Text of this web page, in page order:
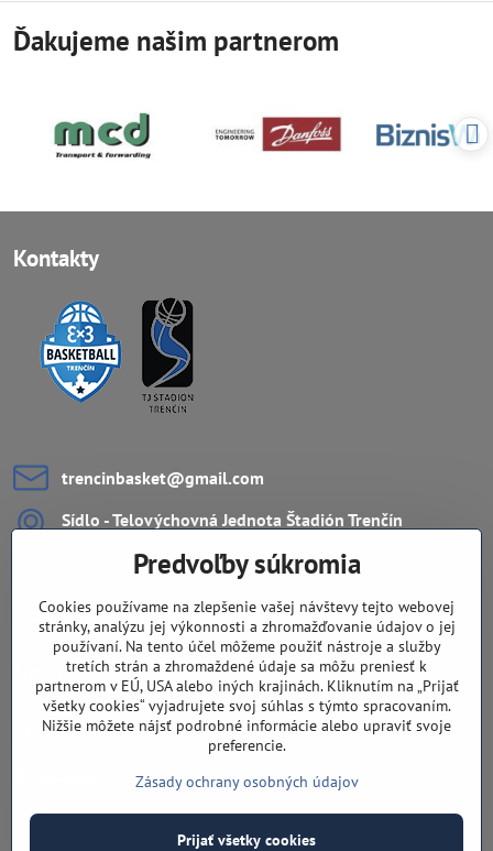
Ďakujeme našim partnerom
Kontakty
trencinbasket​@gmail​.com
Sídlo - Telovýchovná Jednota Štadión Trenčín
911 08 Trenčín
Dôležité odkazy
Navigácia
Fandíte nám aj na sieťach?
Instagram Youtube
©2026Copyright
Predvoľby súkromia
Cookies používame na zlepšenie vašej návštevy tejto webovej
stránky, analýzu jej výkonnosti a zhromažďovanie údajov o jej
používaní. Na tento účel môžeme použiť nástroje a služby
tretích strán a zhromaždené údaje sa môžu preniesť k
partnerom v EÚ, USA alebo iných krajinách. Kliknutím na „Prijať
všetky cookies“ vyjadrujete svoj súhlas s týmto spracovaním.
Nižšie môžete nájsť podrobné informácie alebo upraviť svoje
preferencie.
Zásady ochrany osobných údajov
Prijať všetky cookies